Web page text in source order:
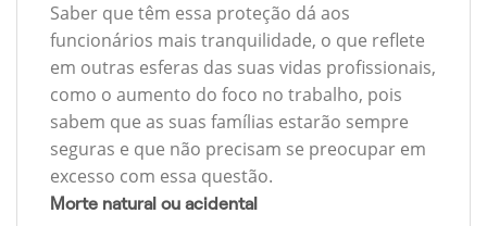
Saber que têm essa proteção dá aos
funcionários mais tranquilidade, o que reflete
em outras esferas das suas vidas profissionais,
como o aumento do foco no trabalho, pois
sabem que as suas famílias estarão sempre
seguras e que não precisam se preocupar em
excesso com essa questão.
Morte natural ou acidental